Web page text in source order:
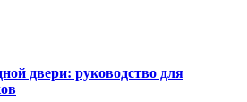
двери: руководство для